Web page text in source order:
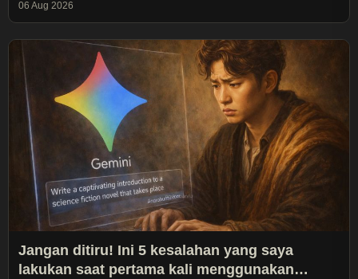
06 Aug 2026
Jangan ditiru! Ini 5 kesalahan yang saya
lakukan saat pertama kali menggunakan